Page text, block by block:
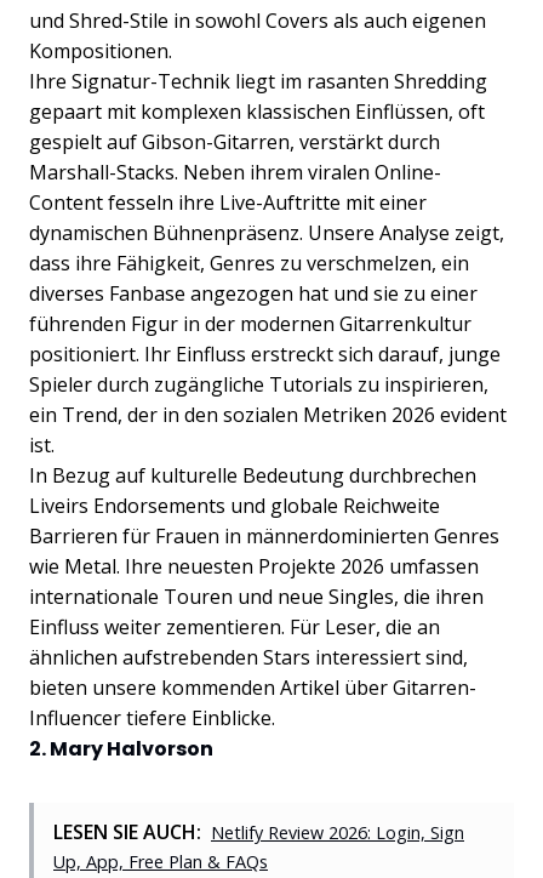
und Shred-Stile in sowohl Covers als auch eigenen
Kompositionen.
Ihre Signatur-Technik liegt im rasanten Shredding
gepaart mit komplexen klassischen Einflüssen, oft
gespielt auf Gibson-Gitarren, verstärkt durch
Marshall-Stacks. Neben ihrem viralen Online-
Content fesseln ihre Live-Auftritte mit einer
dynamischen Bühnenpräsenz. Unsere Analyse zeigt,
dass ihre Fähigkeit, Genres zu verschmelzen, ein
diverses Fanbase angezogen hat und sie zu einer
führenden Figur in der modernen Gitarrenkultur
positioniert. Ihr Einfluss erstreckt sich darauf, junge
Spieler durch zugängliche Tutorials zu inspirieren,
ein Trend, der in den sozialen Metriken 2026 evident
ist.
In Bezug auf kulturelle Bedeutung durchbrechen
Liveirs Endorsements und globale Reichweite
Barrieren für Frauen in männerdominierten Genres
wie Metal. Ihre neuesten Projekte 2026 umfassen
internationale Touren und neue Singles, die ihren
Einfluss weiter zementieren. Für Leser, die an
ähnlichen aufstrebenden Stars interessiert sind,
bieten unsere kommenden Artikel über Gitarren-
Influencer tiefere Einblicke.
2. Mary Halvorson
LESEN SIE AUCH: Netlify Review 2026: Login, Sign
Up, App, Free Plan & FAQs